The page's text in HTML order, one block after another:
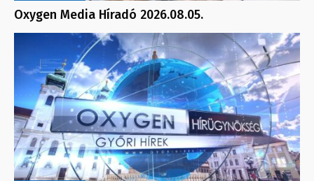
Oxygen Media Híradó 2026.08.05.